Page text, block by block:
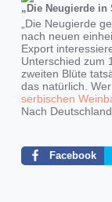
„Die Neugierde
„Die Neugierde
nach neuen
Export
Unterschied zum
zweiten Blüte
das natürlich.
serbischen
Nach
Facebook